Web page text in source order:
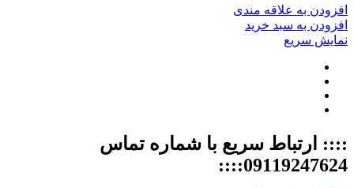
افزودن به علاقه مندی
افزودن به سبد خرید
نمایش سریع
:::: ارتباط سریع با شماره تماس
09119247624::::